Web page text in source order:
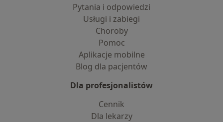
Pytania i odpowiedzi
Usługi i zabiegi
Choroby
Pomoc
Aplikacje mobilne
Blog dla pacjentów
Dla profesjonalistów
Cennik
Dla lekarzy